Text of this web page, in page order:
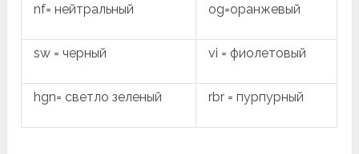
nf= нейтральный og=оранжевый
sw = черный vi = фиолетовый
hgn= светло зеленый rbr = пурпурный